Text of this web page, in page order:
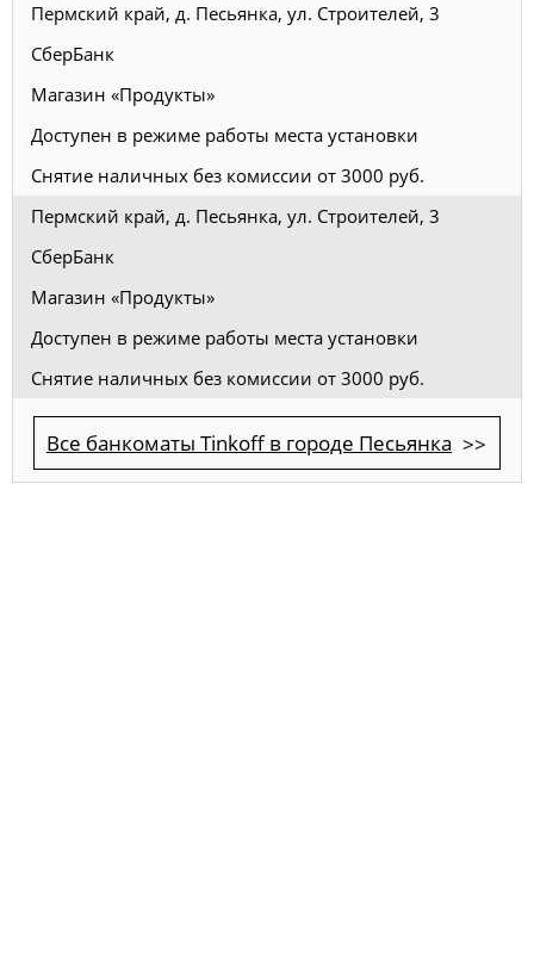
Пермский край, д. Песьянка, ул. Строителей, 3
СберБанк
Магазин «Продукты»
Доступен в режиме работы места установки
Снятие наличных без комиссии от 3000 руб.
Пермский край, д. Песьянка, ул. Строителей, 3
СберБанк
Магазин «Продукты»
Доступен в режиме работы места установки
Снятие наличных без комиссии от 3000 руб.
Все банкоматы Tinkoff в городе Песьянка